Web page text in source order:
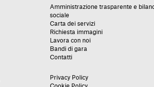
Amministrazione trasparente e
sociale
Carta dei servizi
Richiesta immagini
Lavora con noi
Bandi di gara
Contatti
Privacy Policy